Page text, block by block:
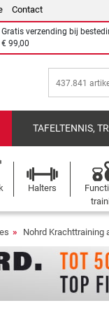
Contact
Gratis verzending bij
€ 99,00
TAFELTENNIS,
Halters
Nohrd Krachttraining